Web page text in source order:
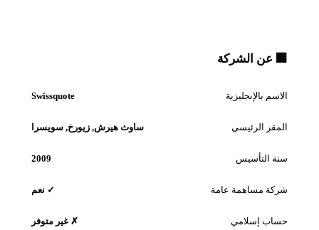
عن الشركة
بالإنجليزية Swissquote
الرئيسي ساوث هيرش, زيورخ, سويسرا
التأسيس
مساهمة عامة
إسلامي ✗ غير متوفر